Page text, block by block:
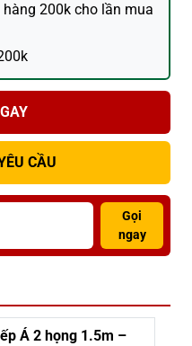
200k cho lần mua
CẦU
Gọi
ngay
Á 2 họng 1.5m –